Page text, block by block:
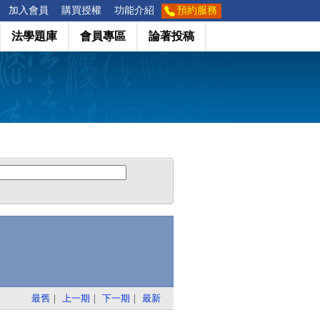
加入會員 購買授權 功能介紹 預約服務
法學題庫 會員專區 論著投稿
最舊 ｜ 上一期 ｜ 下一期 ｜ 最新